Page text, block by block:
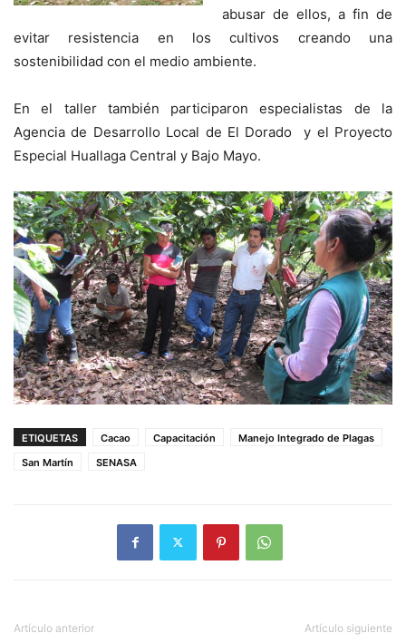
abusar de ellos, a fin de
evitar resistencia en los cultivos creando una
sostenibilidad con el medio ambiente.
En el taller también participaron especialistas de la
Agencia de Desarrollo Local de El Dorado y el Proyecto
Especial Huallaga Central y Bajo Mayo.
ETIQUETAS Cacao Capacitación
Manejo Integrado de Plagas
San Martín
SENASA
Artículo anterior Artículo siguiente